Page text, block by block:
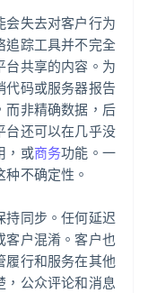
会失去对客户行为
追踪工具并不完全
台共享的内容。为
代码或服务器报告
而非精确数据，后
台还可以在几乎没
，或商务功能。一
不确定性。
持同步。任何延迟
客户混淆。客户也
履行和服务在其他
，公众评论和消息